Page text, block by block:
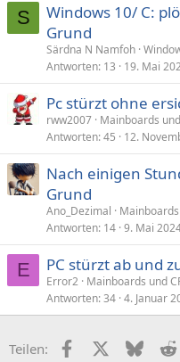
S
Windows 10/ C:
Grund
Särdna N Namfoh
Antworten 13 19. Mai
Pc stürzt ohne
rww2007 Mainboards
Antworten 45 12.
Nach einigen
Grund
Ano_Dezimal
Antworten 14 9. Mai
E PC stürzt ab und
Error2 Mainboards und
Antworten 34 4. Januar
Teilen: FacebookX (Twitter)